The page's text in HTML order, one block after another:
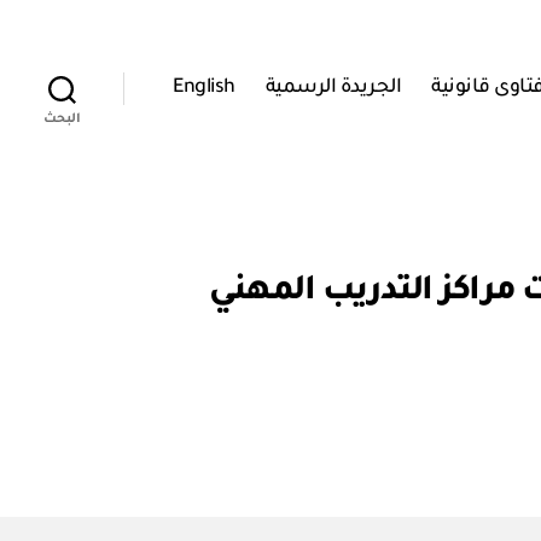
قانونية الجريدة الرسمية English
البحث
٤٠٦ / ٢٠١٧ بتعديل مسميات مراكز التدريب المهني